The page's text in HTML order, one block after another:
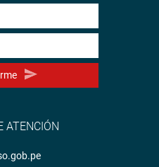
ATENCIÓN